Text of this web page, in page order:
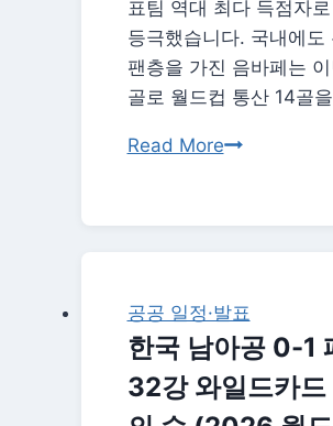
표팀 역대 최다 득점자
등극했습니다. 국내에도
팬층을 가진 음바페는
골로 월드컵 통산 14골
Read More음
최
다
골
도
공공 일정·발표
한국 남아공 0-1
32강 와일드카드